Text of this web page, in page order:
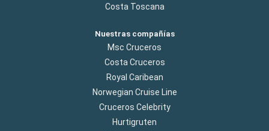
Costa Toscana
Nuestras compañías
Msc Cruceros
Costa Cruceros
Royal Caribean
Norwegian Cruise Line
Cruceros Celebrity
Hurtigruten